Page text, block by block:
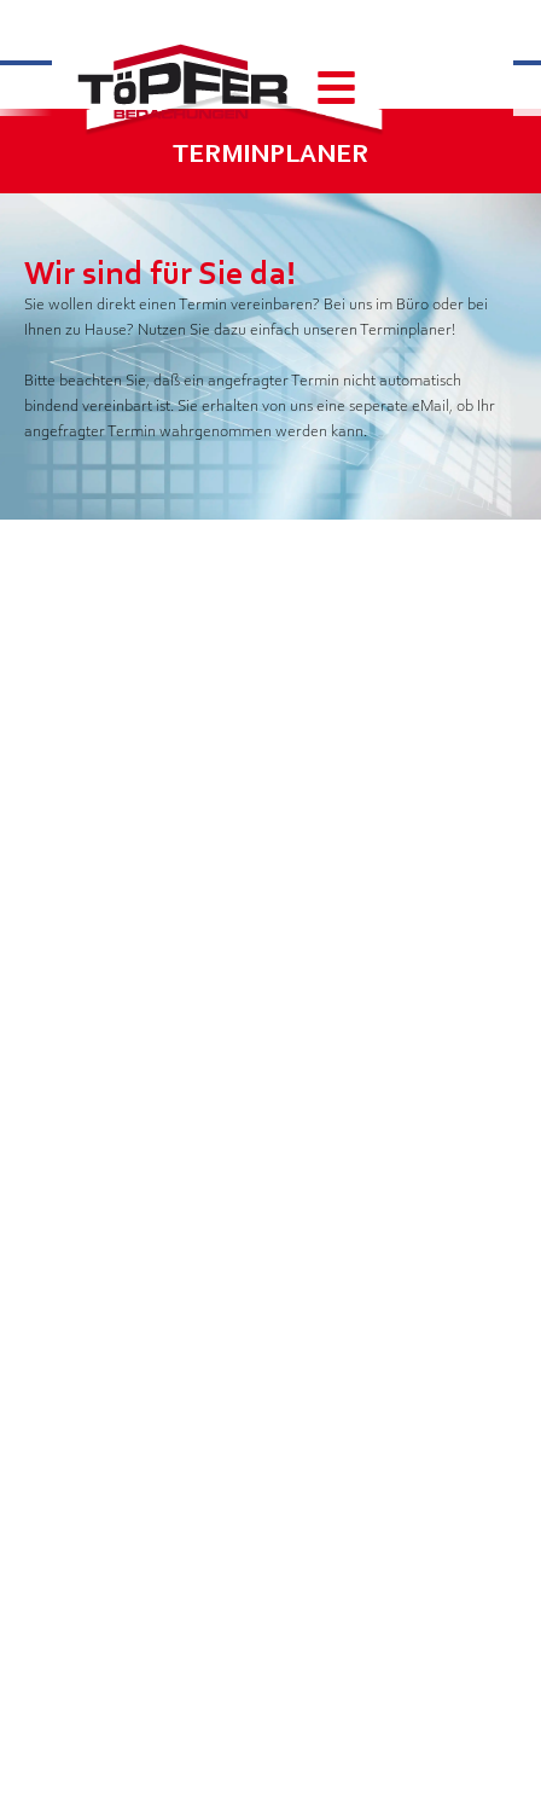
TERMINPLANER
Wir sind für Sie da!
Sie wollen direkt einen Termin vereinbaren? Bei uns im Büro oder bei
Ihnen zu Hause? Nutzen Sie dazu einfach unseren Terminplaner!
Bitte beachten Sie, daß ein angefragter Termin nicht automatisch
bindend vereinbart ist. Sie erhalten von uns eine seperate eMail, ob Ihr
angefragter Termin wahrgenommen werden kann.